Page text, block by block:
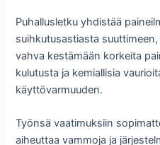
Puhallusletku yhdistää
suihkutusastiasta
vahva kestämään korkeita
kulutusta ja kemiallisia
käyttövarmuuden.
Työnsä vaatimuksiin
aiheuttaa vammoja ja